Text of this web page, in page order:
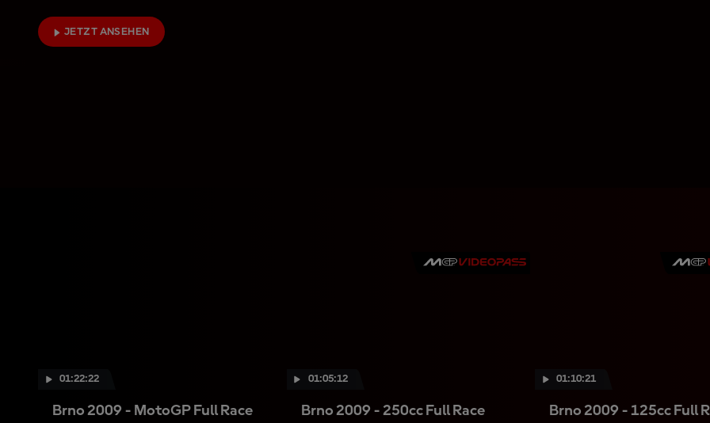
JETZT ANSEHEN
01:22:22
Brno 2009 - MotoGP Full Race
01:05:12
Brno 2009 - 250cc Full Race
01:10:21
Brno 2009 - 125cc Full